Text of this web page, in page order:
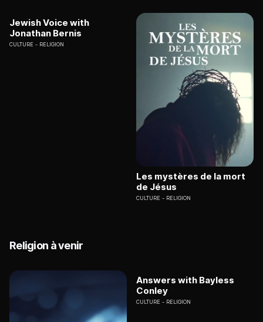
Jewish Voice with
Jonathan Bernis
CULTURE RELIGION
Les mystères de la mort
de Jésus
CULTURE RELIGION
Religion à venir
Answers with Bayless
Conley
CULTURE RELIGION